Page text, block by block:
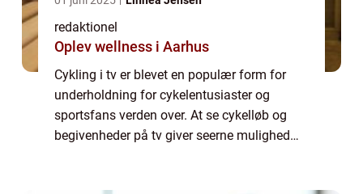
redaktionel
Oplev wellness i Aarhus
Cykling i tv er blevet en populær form for
underholdning for cykelentusiaster og
sportsfans verden over. At se cykelløb og
begivenheder på tv giver seerne mulighed